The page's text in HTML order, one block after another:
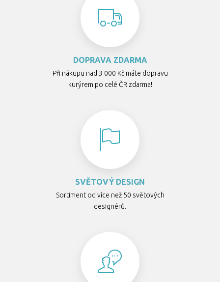
DOPRAVA ZDARMA
Při nákupu nad 3 000 Kč máte dopravu
kurýrem po celé ČR zdarma!
SVĚTOVÝ DESIGN
Sortiment od více než 50 světových
designérů.